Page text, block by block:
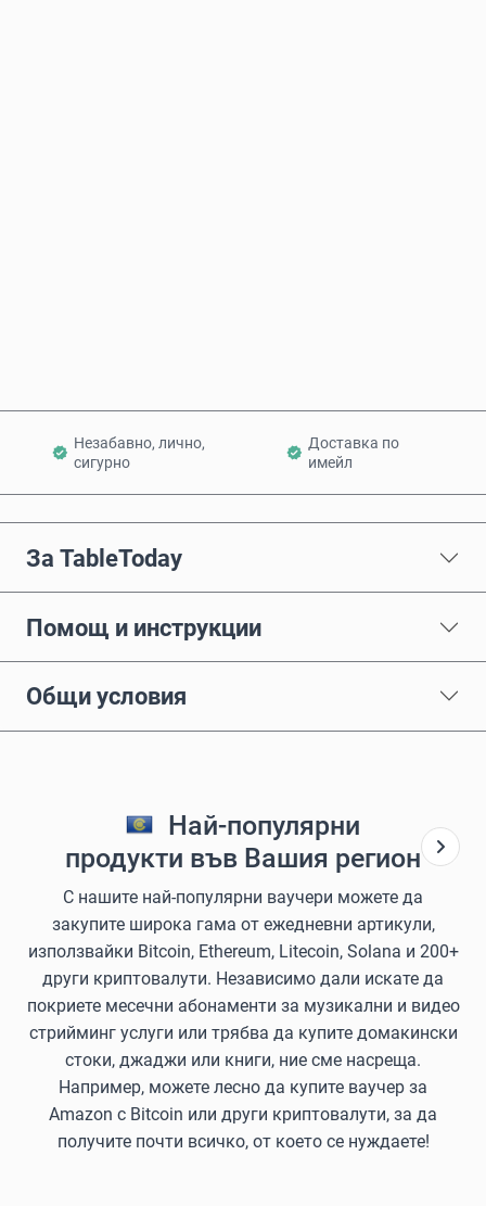
Незабавно, лично,
сигурно
Доставка по
имейл
За TableToday
Помощ и инструкции
Общи условия
Най-популярни
продукти във Вашия регион
С нашите най-популярни ваучери можете да
закупите широка гама от ежедневни артикули,
използвайки Bitcoin, Ethereum, Litecoin, Solana и 200+
други криптовалути. Независимо дали искате да
покриете месечни абонаменти за музикални и видео
стрийминг услуги или трябва да купите домакински
стоки, джаджи или книги, ние сме насреща.
Например, можете лесно да купите ваучер за
Amazon с Bitcoin или други криптовалути, за да
получите почти всичко, от което се нуждаете!